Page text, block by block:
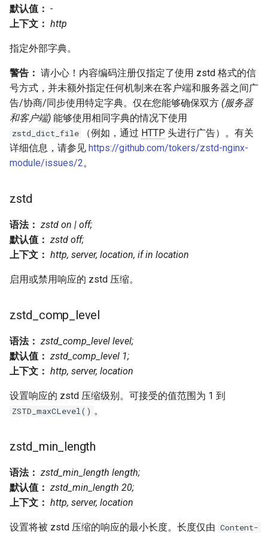
injection
jq
jsonrpc-batch
jump-consistent-hash
kafka
limit-traffic
locations
lock
logger-socket
lrucache
默认值： -
上下文： http
指定外部字典。
警告： 请小心！内容编码注册仅指定了使用 zstd 格式的信
号方式，并未额外指定任何机制来在客户端和服务器之间广
告/协商/同步使用特定字典。仅在您能够确保双方 (服务器
和客户端) 能够使用相同字典的情况下使用
zstd_dict_file （例如，通过 HTTP 头进行广告）。有关
详细信息，请参见 https://github.com/tokers/zstd-nginx-
module/issues/2。
zstd
语法： zstd on | off;
默认值： zstd off;
上下文： http, server, location, if in location
启用或禁用响应的 zstd 压缩。
zstd_comp_level
语法： zstd_comp_level level;
默认值： zstd_comp_level 1;
上下文： http, server, location
设置响应的 zstd 压缩级别。可接受的值范围为 1 到
ZSTD_maxCLevel() 。
zstd_min_length
语法： zstd_min_length length;
默认值： zstd_min_length 20;
上下文： http, server, location
设置将被 zstd 压缩的响应的最小长度。长度仅由 Content-